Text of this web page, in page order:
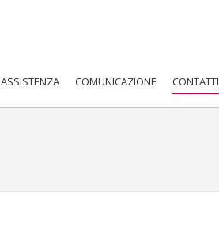
ASSISTENZA COMUNICAZIONE CONTATTI